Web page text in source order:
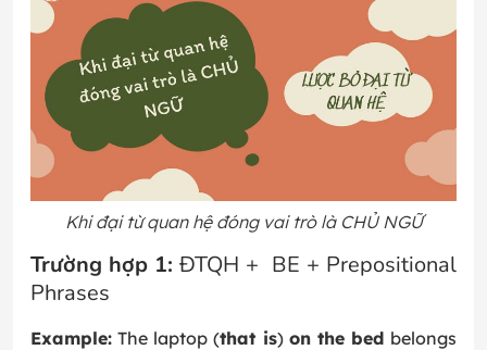
Khi đại từ quan hệ đóng vai trò là CHỦ NGỮ
Trường hợp 1: ĐTQH + BE + Prepositional
Phrases
Example: The laptop (that is) on the bed belongs